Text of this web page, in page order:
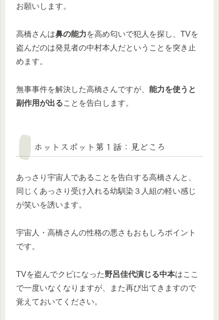
お願いします。
高橋さんは鼻の能力を高め匂いで犯人を探し、TVを
盗んだのは発見者の中村本人だということを突き止
めます。
無事事件を解決した高橋さんですが、 能力を使うと
副作用が出ることを告白します。
ホットスポット第１話：見どころ
あっさり宇宙人であることを告白する高橋さんと、
同じくあっさり受け入れる幼馴染３人組の軽い感じ
が笑いを誘います。
宇宙人・高橋さんの性格の悪さもおもしろポイント
です。
TVを盗んでクビになった野呂佳代演じる中本はここ
で一度いなくなりますが、また再び出てきますので
覚えておいてください。